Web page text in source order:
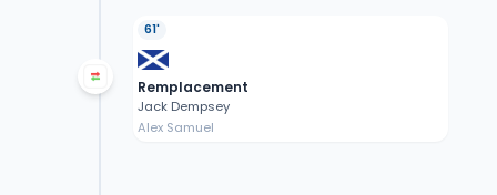
61'
Remplacement
Jack Dempsey
Alex Samuel